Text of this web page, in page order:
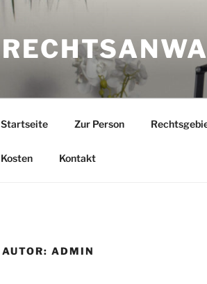
Startseite Zur Person
Kosten Kontakt
AUTOR: ADMIN